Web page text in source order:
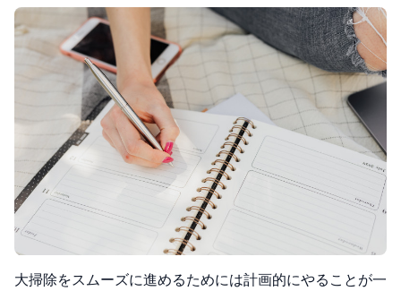
大掃除をスムーズに進めるためには計画的にやることが一